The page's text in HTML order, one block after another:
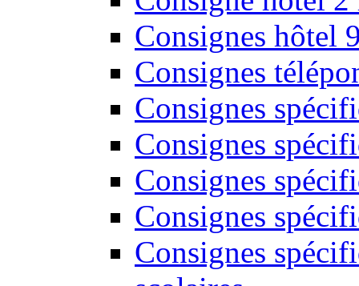
Consignes hôtel
Consignes
Consignes
Consignes
Consignes
Consignes
Consignes